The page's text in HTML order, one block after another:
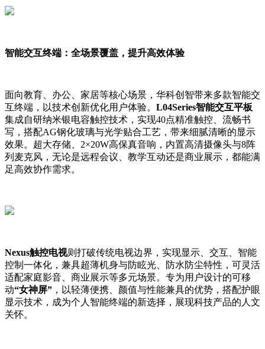
智能交互终端：全场景覆盖，提升高效体验
面向教育、办公、家居等核心场景，华科创智带来多款智能交
互终端，以技术创新优化用户体验。 L04Series智能交互平板
集成自研纳米银电容触控技术，实现40点精准触控、流畅书
写，搭配AG钢化玻璃与光学贴合工艺，带来细腻清晰的显示
效果。超大存储、2×20W高保真音响，内置高清摄像头与8阵
列麦克风，无论是远程会议、教学互动还是商业展示，都能满
足高效协作需求。
Nexus触控电视则打破传统电视边界，实现显示、交互、智能
控制一体化，兼具超薄机身与防眩光、防水防尘特性，可灵活
适配家庭影音、商业展示等多元场景。专为用户设计的可移
动“女神屏” ，以轻薄便携、颜值与性能兼具的优势，搭配护眼
显示技术，成为个人智能终端的新选择，展现科技产品的人文
关怀。